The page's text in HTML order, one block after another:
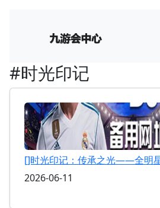
#时光印记
[]时光印记：传承之光——全明
2026-06-11